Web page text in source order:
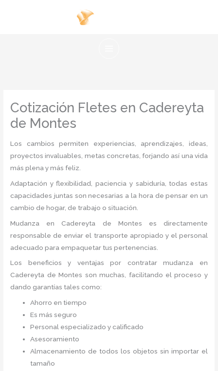
Cotización Fletes en Cadereyta
de Montes
Los cambios permiten experiencias, aprendizajes, ideas,
proyectos invaluables, metas concretas, forjando así una vida
más plena y más feliz.
Adaptación y flexibilidad, paciencia y sabiduría, todas estas
capacidades juntas son necesarias a la hora de pensar en un
cambio de hogar, de trabajo o situación.
Mudanza en Cadereyta de Montes es directamente
responsable de enviar el transporte apropiado y el personal
adecuado para empaquetar tus pertenencias.
Los beneficios y ventajas por contratar mudanza en
Cadereyta de Montes son muchas, facilitando el proceso y
dando garantías tales como:
Ahorro en tiempo
Es más seguro
Personal especializado y calificado
Asesoramiento
Almacenamiento de todos los objetos sin importar el
tamaño